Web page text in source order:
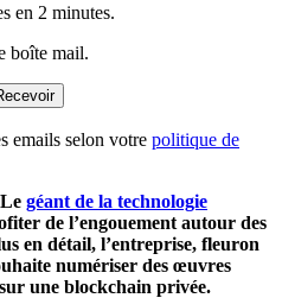
en 2 minutes.
boîte mail.
emails selon votre politique de
Le géant de la technologie
de l’engouement autour des
en détail, l’entreprise, fleuron
numériser des œuvres
une blockchain privée.